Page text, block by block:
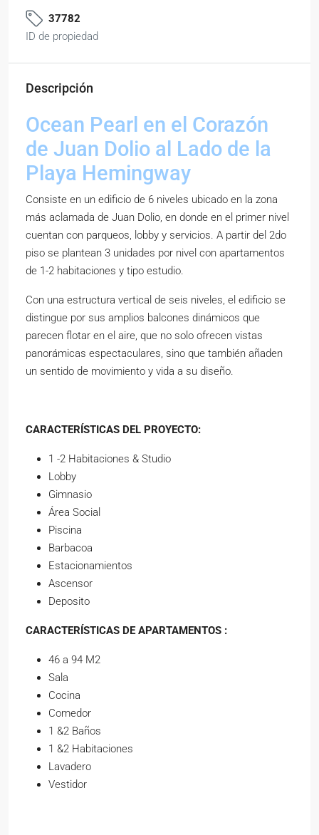
37782
ID de propiedad
Descripción
Ocean Pearl en el Corazón
de Juan Dolio al Lado de la
Playa Hemingway
Consiste en un edificio de 6 niveles ubicado en la zona
más aclamada de Juan Dolio, en donde en el primer nivel
cuentan con parqueos, lobby y servicios. A partir del 2do
piso se plantean 3 unidades por nivel con apartamentos
de 1-2 habitaciones y tipo estudio.
Con una estructura vertical de seis niveles, el edificio se
distingue por sus amplios balcones dinámicos que
parecen flotar en el aire, que no solo ofrecen vistas
panorámicas espectaculares, sino que también añaden
un sentido de movimiento y vida a su diseño.
CARACTERÍSTICAS DEL PROYECTO:
1 -2 Habitaciones & Studio
Lobby
Gimnasio
Área Social
Piscina
Barbacoa
Estacionamientos
Ascensor
Deposito
CARACTERÍSTICAS DE APARTAMENTOS :
46 a 94 M2
Sala
Cocina
Comedor
1 &2 Baños
1 &2 Habitaciones
Lavadero
Vestidor